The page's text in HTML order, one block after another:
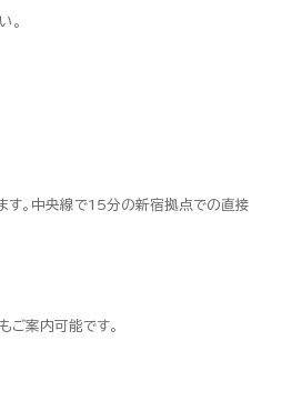
。
ます。中央線で15分の新宿拠点での直接
ご案内可能です。